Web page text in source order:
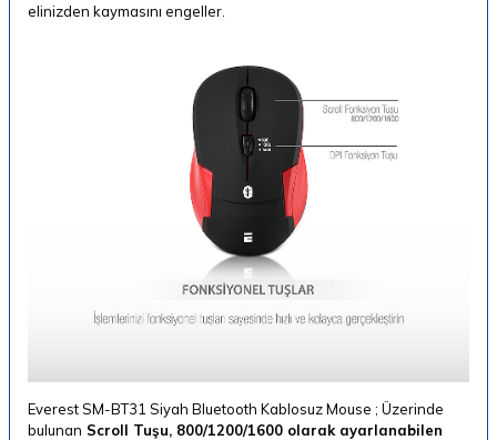
elinizden kaymasını engeller.
Everest SM-BT31 Siyah Bluetooth Kablosuz Mouse ; Üzerinde
bulunan Scroll Tuşu, 800/1200/1600 olarak ayarlanabilen